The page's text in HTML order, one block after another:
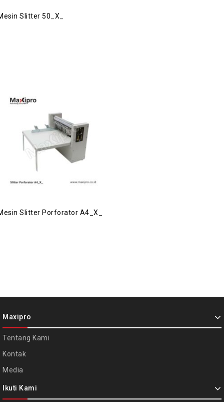
Slitter 50_X_
Slitter Porforator A4_X_
Maxipro
Tentang Kami
Kontak
Media
Ikuti Kami